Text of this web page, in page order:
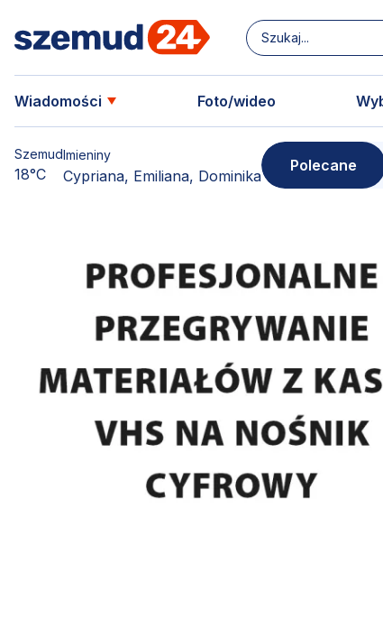
Wiadomości Foto/wideo
Szemud
18°C
Imieniny
Cypriana, Emiliana, Dominika
Polecane
swoją kopię! 15 marca - Premiera filmu o